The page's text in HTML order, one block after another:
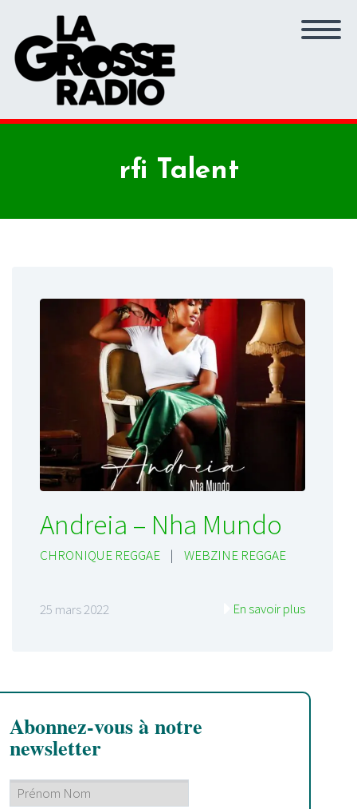
rfi Talent
Andreia – Nha Mundo
CHRONIQUE REGGAE | WEBZINE REGGAE
25 mars 2022 En savoir plus
Abonnez-vous à notre
newsletter